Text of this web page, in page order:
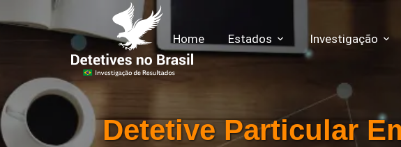
Home Estados Investigação
Detetive Particular